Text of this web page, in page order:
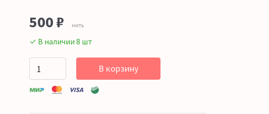
500 ₽ нить
✓ В наличии 8 шт
В корзину